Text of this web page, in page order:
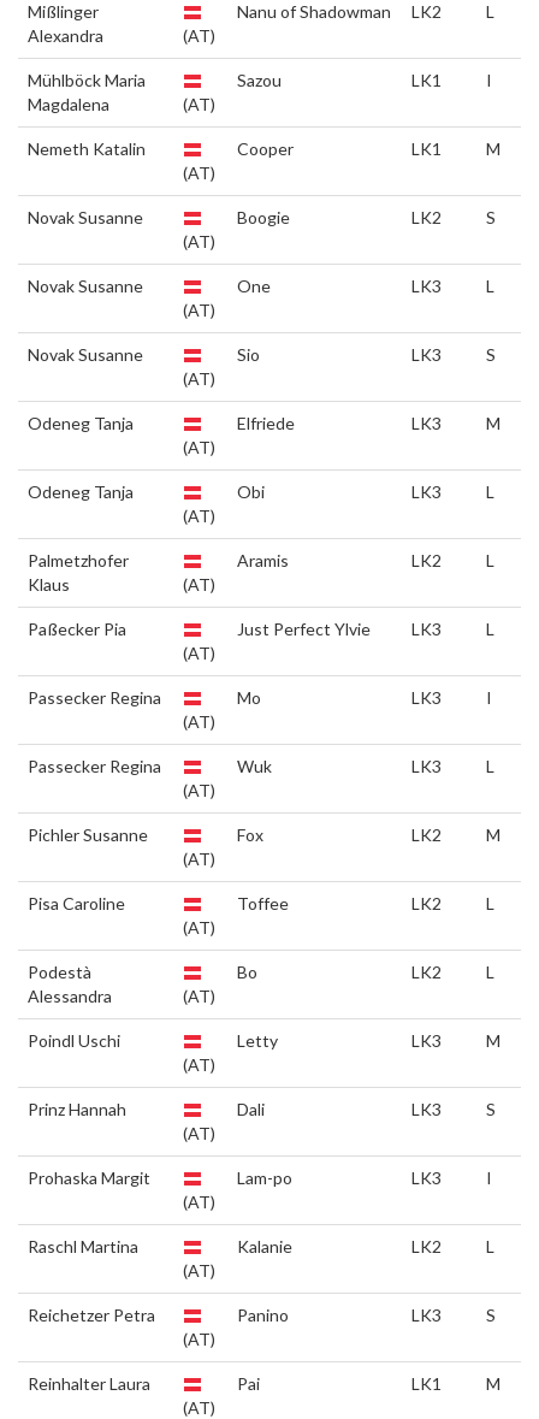
Mißlinger
Alexandra
(AT)
Nanu of Shadowman LK2 L
Mühlböck Maria
Magdalena
(AT)
Sazou LK1 I
Nemeth Katalin
(AT)
Cooper LK1 M
Novak Susanne
(AT)
Boogie LK2 S
Novak Susanne
(AT)
One LK3 L
Novak Susanne
(AT)
Sio LK3 S
Odeneg Tanja
(AT)
Elfriede LK3 M
Odeneg Tanja
(AT)
Obi LK3 L
Palmetzhofer
Klaus
(AT)
Aramis LK2 L
Paßecker Pia
(AT)
Just Perfect Ylvie LK3 L
Passecker Regina
(AT)
Mo LK3 I
Passecker Regina
(AT)
Wuk LK3 L
Pichler Susanne
(AT)
Fox LK2 M
Pisa Caroline
(AT)
Toffee LK2 L
Podestà
Alessandra
(AT)
Bo LK2 L
Poindl Uschi
(AT)
Letty LK3 M
Prinz Hannah
(AT)
Dali LK3 S
Prohaska Margit
(AT)
Lam-po LK3 I
Raschl Martina
(AT)
Kalanie LK2 L
Reichetzer Petra
(AT)
Panino LK3 S
Reinhalter Laura
(AT)
Pai LK1 M